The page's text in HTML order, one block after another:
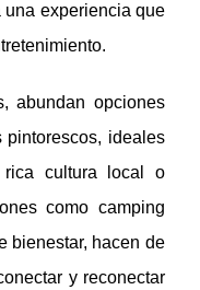
una experiencia que
abundan opciones
ideales
rica cultura local o
como camping
bienestar, hacen de
y reconectar